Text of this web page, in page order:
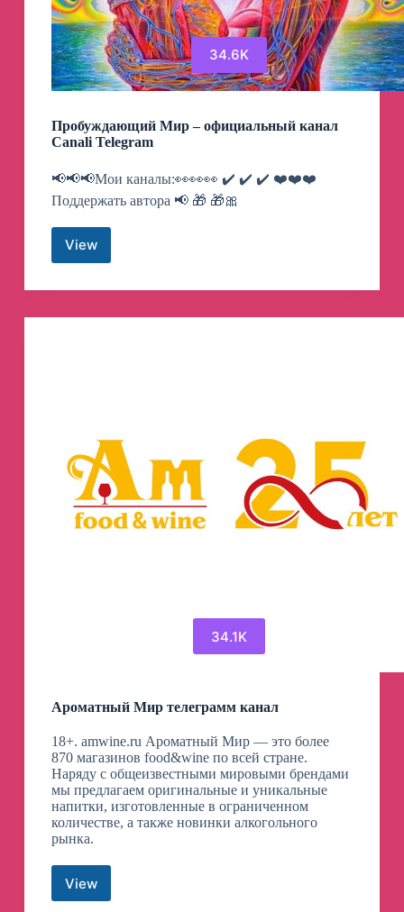
34.6K
Пробуждающий Мир – официальный канал
Canali Telegram
📢📢📢Мои каналы:👀👀👀 ✔️ ✔️ ✔️ ❤️❤️❤️
Поддержать автора 📢 🎁 🎁🎀
ViewПробуждающий
–
канал
34.1K
Ароматный Мир телеграмм канал
18+. amwine.ru Ароматный Мир — это более
870 магазинов food&wine по всей стране.
Наряду с общеизвестными мировыми брендами
мы предлагаем оригинальные и уникальные
напитки, изготовленные в ограниченном
количестве, а также новинки алкогольного
рынка.
ViewАроматный